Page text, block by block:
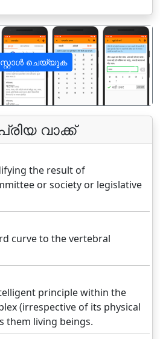
ചെയ്യുക
अगला
വാക്ക്
the result of
or society or legislative
curve to the vertebral
principle within the
(irrespective of its physical
them living beings.